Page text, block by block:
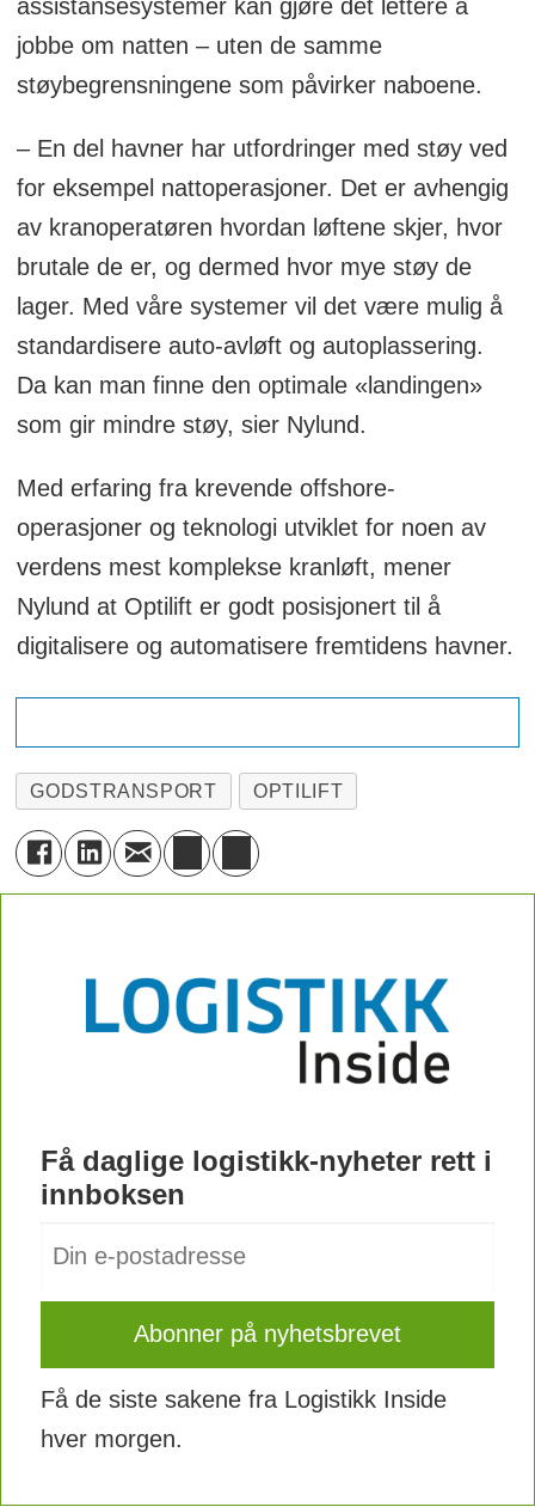
assistansesystemer kan gjøre det lettere å
jobbe om natten – uten de samme
støybegrensningene som påvirker naboene.
– En del havner har utfordringer med støy ved
for eksempel nattoperasjoner. Det er avhengig
av kranoperatøren hvordan løftene skjer, hvor
brutale de er, og dermed hvor mye støy de
lager. Med våre systemer vil det være mulig å
standardisere auto-avløft og autoplassering.
Da kan man finne den optimale «landingen»
som gir mindre støy, sier Nylund.
Med erfaring fra krevende offshore-
operasjoner og teknologi utviklet for noen av
verdens mest komplekse kranløft, mener
Nylund at Optilift er godt posisjonert til å
digitalisere og automatisere fremtidens havner.
GODSTRANSPORT OPTILIFT
Få daglige logistikk-nyheter rett i
innboksen
Få de siste sakene fra Logistikk Inside
hver morgen.